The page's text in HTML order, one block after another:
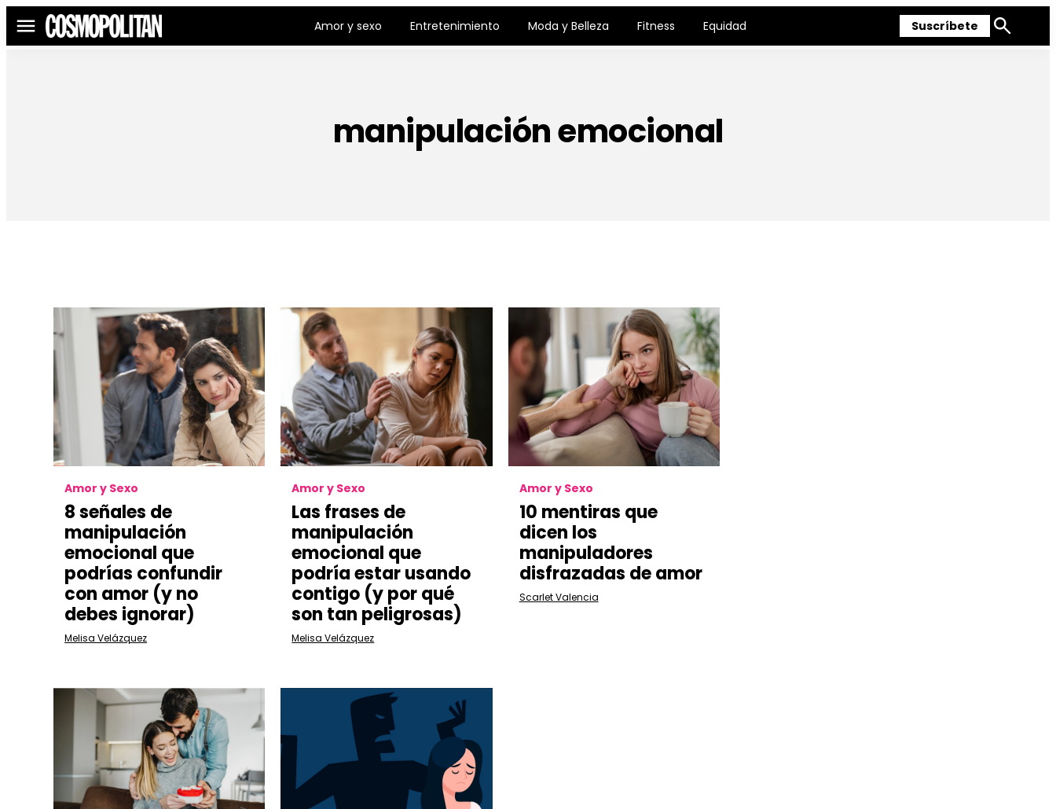
Menú Amor y sexo Entretenimiento Moda y Belleza Fitness Equidad Suscríbete
Mostrar
manipulación emocional
Amor y Sexo
8 señales de
manipulación
emocional que
podrías confundir
con amor (y no
debes ignorar)
Melisa Velázquez
Amor y Sexo
Las frases de
manipulación
emocional que
podría estar usando
contigo (y por qué
son tan peligrosas)
Melisa Velázquez
Amor y Sexo
10 mentiras que
dicen los
manipuladores
disfrazadas de amor
Scarlet Valencia